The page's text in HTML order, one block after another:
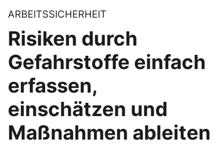
ARBEITSSICHERHEIT
Risiken durch
Gefahrstoffe einfach
erfassen,
einschätzen und
Maßnahmen ableiten